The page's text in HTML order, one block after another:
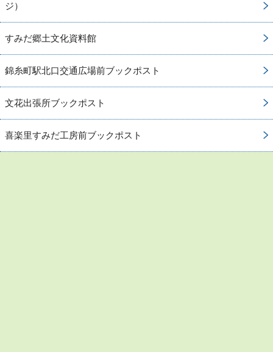
ジ）
すみだ郷土文化資料館
錦糸町駅北口交通広場前ブックポスト
文花出張所ブックポスト
喜楽里すみだ工房前ブックポスト